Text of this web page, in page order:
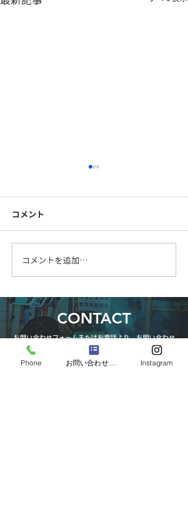
柱を大組中です
コメント
コメントを追加…
CONTACT
お問い合わせフォームまたはお電話より、お問い合わせ
を受け付けております。
お気軽にご相談ください。専門スタッフが対応します！
Phone お問い合わせフォーム Instagram